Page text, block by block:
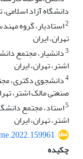
دانشگاه آزاد اسلامی،
2استادیار، گروه
تهران، ایران
3دانشیار، مجتمع
اشتر، تهران، ایران
4دانشجوی دکتری،
صنعتی مالک اشتر،
5استاد، مجتمع
اشتر، تهران، ایران
چکیده